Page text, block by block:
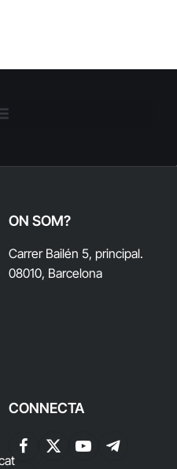
ON SOM?
Carrer Bailén 5, principal.
08010, Barcelona
CONNECTA
Facebook
X
YouTubeTelegram